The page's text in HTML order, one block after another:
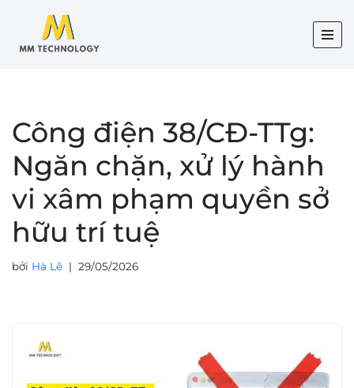
Chuyển
Công điện 38/CĐ-TTg:
Ngăn chặn, xử lý hành
vi xâm phạm quyền sở
hữu trí tuệ
bởi Hà Lê 29/05/2026